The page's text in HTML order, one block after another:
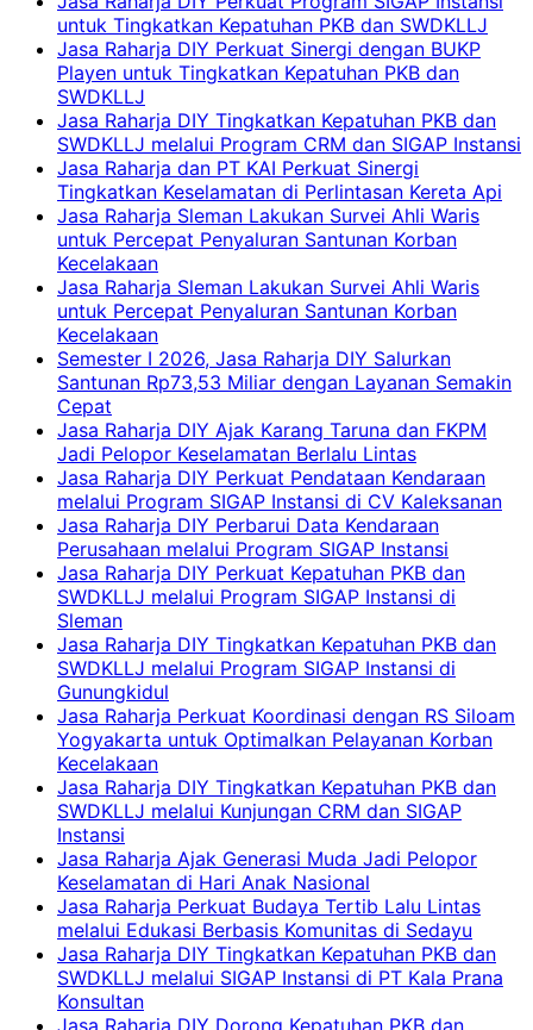
untuk Tingkatkan Kepatuhan PKB dan SWDKLLJ
Jasa Raharja DIY Perkuat Sinergi dengan BUKP
Playen untuk Tingkatkan Kepatuhan PKB dan
SWDKLLJ
Jasa Raharja DIY Tingkatkan Kepatuhan PKB dan
SWDKLLJ melalui Program CRM dan SIGAP Instansi
Jasa Raharja dan PT KAI Perkuat Sinergi
Tingkatkan Keselamatan di Perlintasan Kereta Api
Jasa Raharja Sleman Lakukan Survei Ahli Waris
untuk Percepat Penyaluran Santunan Korban
Kecelakaan
Jasa Raharja Sleman Lakukan Survei Ahli Waris
untuk Percepat Penyaluran Santunan Korban
Kecelakaan
Semester I 2026, Jasa Raharja DIY Salurkan
Santunan Rp73,53 Miliar dengan Layanan Semakin
Cepat
Jasa Raharja DIY Ajak Karang Taruna dan FKPM
Jadi Pelopor Keselamatan Berlalu Lintas
Jasa Raharja DIY Perkuat Pendataan Kendaraan
melalui Program SIGAP Instansi di CV Kaleksanan
Jasa Raharja DIY Perbarui Data Kendaraan
Perusahaan melalui Program SIGAP Instansi
Jasa Raharja DIY Perkuat Kepatuhan PKB dan
SWDKLLJ melalui Program SIGAP Instansi di
Sleman
Jasa Raharja DIY Tingkatkan Kepatuhan PKB dan
SWDKLLJ melalui Program SIGAP Instansi di
Gunungkidul
Jasa Raharja Perkuat Koordinasi dengan RS Siloam
Yogyakarta untuk Optimalkan Pelayanan Korban
Kecelakaan
Jasa Raharja DIY Tingkatkan Kepatuhan PKB dan
SWDKLLJ melalui Kunjungan CRM dan SIGAP
Instansi
Jasa Raharja Ajak Generasi Muda Jadi Pelopor
Keselamatan di Hari Anak Nasional
Jasa Raharja Perkuat Budaya Tertib Lalu Lintas
melalui Edukasi Berbasis Komunitas di Sedayu
Jasa Raharja DIY Tingkatkan Kepatuhan PKB dan
SWDKLLJ melalui SIGAP Instansi di PT Kala Prana
Konsultan